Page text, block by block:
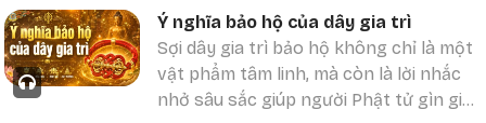
Cúng Dường Mandala không chỉ nằm ở
vật phẩm bên ngoài, mà còn ở sự
buông xả bám chấp trong tâm. Qua
Cúng Dường Mandala, hành giả học
Ý nghĩa bảo hộ của dây gia trì
Sợi dây gia trì bảo hộ không chỉ là một
vật phẩm tâm linh, mà còn là lời nhắc
nhở sâu sắc giúp người Phật tử gìn giữ